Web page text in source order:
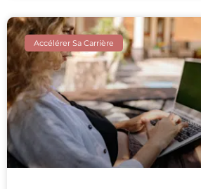
Accélérer Sa Carrière